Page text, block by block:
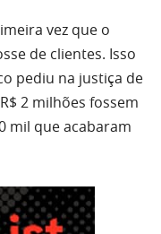
vez que o
de clientes. Isso
pediu na justiça de
2 milhões fossem
mil que acabaram